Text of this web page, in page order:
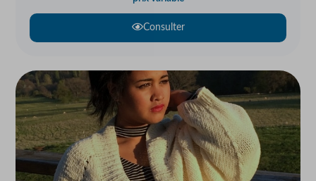
Consulter